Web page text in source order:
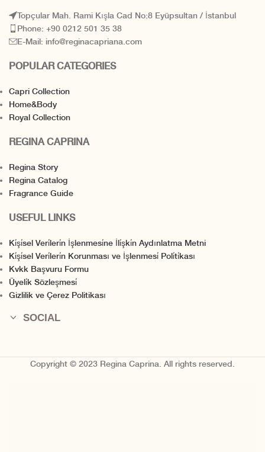
Topçular Mah. Rami Kışla Cad No:8 Eyüpsultan / İstanbul
Phone: +90 0212 501 35 38
E-Mail: info@reginacapriana.com
POPULAR CATEGORIES
Capri Collection
Home&Body
Royal Collection
REGINA CAPRINA
Regina Story
Regina Catalog
Fragrance Guide
USEFUL LINKS
Ki̇şi̇sel Veri̇leri̇n İşlenmesi̇ne İli̇şki̇n Aydınlatma Metni
Ki̇şi̇sel Veri̇leri̇n Korunması ve İşlenmesi̇ Poli̇ti̇kası
Kvkk Başvuru Formu
Üyeli̇k Sözleşmesi̇
Gizlilik ve Çerez Politikası
SOCIAL
Copyright © 2023 Regina Caprina. All rights reserved.